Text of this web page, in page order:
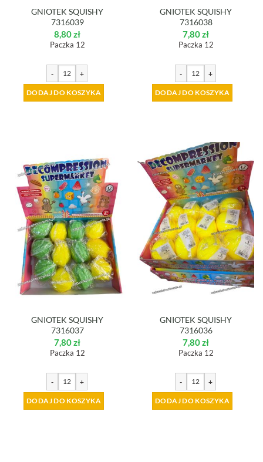
GNIOTEK SQUISHY
7316039
8,80zł
Paczka 12
- +
DODAJ DO KOSZYKA
GNIOTEK SQUISHY
7316038
7,80zł
Paczka 12
- +
DODAJ DO KOSZYKA
GNIOTEK SQUISHY
7316037
7,80zł
Paczka 12
- +
DODAJ DO KOSZYKA
GNIOTEK SQUISHY
7316036
7,80zł
Paczka 12
- +
DODAJ DO KOSZYKA